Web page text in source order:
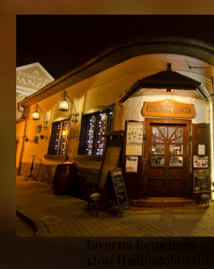
Taverna Kemencés
4200 Hajdúszoboszló,